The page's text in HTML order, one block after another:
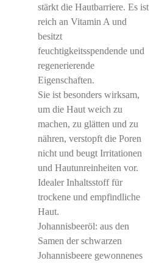
stärkt die Hautbarriere. Es ist
reich an Vitamin A und
besitzt
feuchtigkeitsspendende und
regenerierende
Eigenschaften.
Sie ist besonders wirksam,
um die Haut weich zu
machen, zu glätten und zu
nähren, verstopft die Poren
nicht und beugt Irritationen
und Hautunreinheiten vor.
Idealer Inhaltsstoff für
trockene und empfindliche
Haut.
Johannisbeeröl: aus den
Samen der schwarzen
Johannisbeere gewonnenes